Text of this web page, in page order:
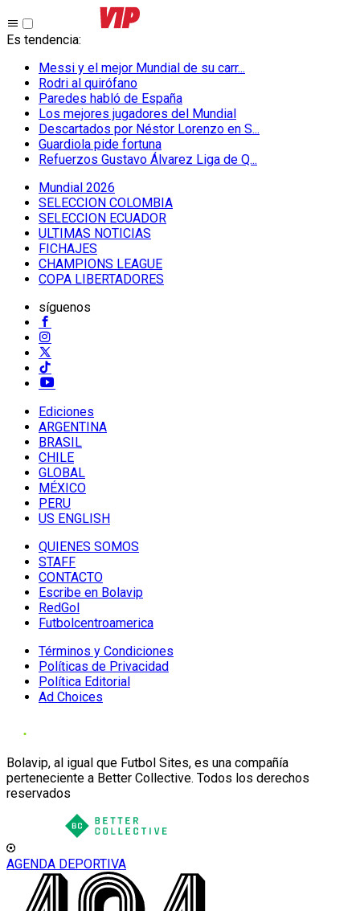
Es tendencia:
Messi y el mejor Mundial de su carr...
Rodri al quirófano
Paredes habló de España
Los mejores jugadores del Mundial
Descartados por Néstor Lorenzo en S...
Guardiola pide fortuna
Refuerzos Gustavo Álvarez Liga de Q...
Mundial 2026
SELECCION COLOMBIA
SELECCION ECUADOR
ULTIMAS NOTICIAS
FICHAJES
CHAMPIONS LEAGUE
COPA LIBERTADORES
síguenos
Ediciones
ARGENTINA
BRASIL
CHILE
GLOBAL
MÉXICO
PERU
US ENGLISH
QUIENES SOMOS
STAFF
CONTACTO
Escribe en Bolavip
RedGol
Futbolcentroamerica
Términos y Condiciones
Políticas de Privacidad
Política Editorial
Ad Choices
Bolavip, al igual que Futbol Sites, es una compañía
perteneciente a Better Collective. Todos los derechos
reservados
AGENDA DEPORTIVA